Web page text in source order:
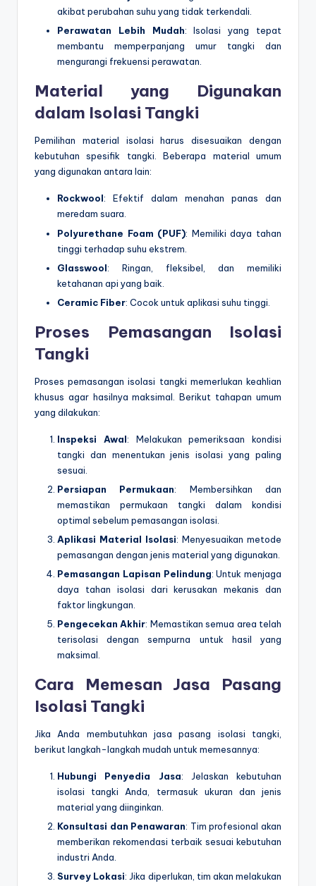
akibat perubahan suhu yang tidak terkendali.
Perawatan Lebih Mudah: Isolasi yang tepat
membantu memperpanjang umur tangki dan
mengurangi frekuensi perawatan.
Material yang Digunakan
dalam Isolasi Tangki
Pemilihan material isolasi harus disesuaikan dengan
kebutuhan spesifik tangki. Beberapa material umum
yang digunakan antara lain:
Rockwool: Efektif dalam menahan panas dan
meredam suara.
Polyurethane Foam (PUF): Memiliki daya tahan
tinggi terhadap suhu ekstrem.
Glasswool: Ringan, fleksibel, dan memiliki
ketahanan api yang baik.
Ceramic Fiber: Cocok untuk aplikasi suhu tinggi.
Proses Pemasangan Isolasi
Tangki
Proses pemasangan isolasi tangki memerlukan keahlian
khusus agar hasilnya maksimal. Berikut tahapan umum
yang dilakukan:
Inspeksi Awal: Melakukan pemeriksaan kondisi
tangki dan menentukan jenis isolasi yang paling
sesuai.
Persiapan Permukaan: Membersihkan dan
memastikan permukaan tangki dalam kondisi
optimal sebelum pemasangan isolasi.
Aplikasi Material Isolasi: Menyesuaikan metode
pemasangan dengan jenis material yang digunakan.
Pemasangan Lapisan Pelindung: Untuk menjaga
daya tahan isolasi dari kerusakan mekanis dan
faktor lingkungan.
Pengecekan Akhir: Memastikan semua area telah
terisolasi dengan sempurna untuk hasil yang
maksimal.
Cara Memesan Jasa Pasang
Isolasi Tangki
Jika Anda membutuhkan jasa pasang isolasi tangki,
berikut langkah-langkah mudah untuk memesannya:
Hubungi Penyedia Jasa: Jelaskan kebutuhan
isolasi tangki Anda, termasuk ukuran dan jenis
material yang diinginkan.
Konsultasi dan Penawaran: Tim profesional akan
memberikan rekomendasi terbaik sesuai kebutuhan
industri Anda.
Survey Lokasi: Jika diperlukan, tim akan melakukan